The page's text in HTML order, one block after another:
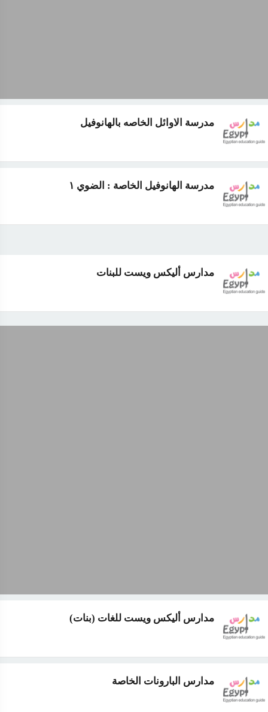
مدرسة الاوائل الخاصه بالهانوفيل
مدرسة الهانوفيل الخاصة : الضوي ١
مدارس أليكس ويست للبنات
مدارس أليكس ويست للغات (بنات)
مدارس البارونات الخاصة